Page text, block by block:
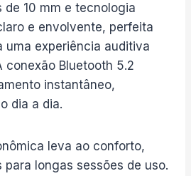
de 10 mm e tecnologia
e envolvente, perfeita
uma experiência auditiva
conexão Bluetooth 5.2
instantâneo,
dia a dia.
leva ao conforto,
longas sessões de uso.